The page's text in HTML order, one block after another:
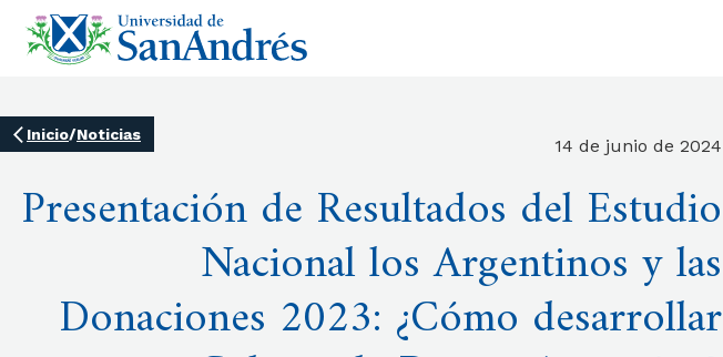
Inicio/Noticias
14 de junio de 2024
Presentación de Resultados del Estudio
Nacional los Argentinos y las
Donaciones 2023: ¿Cómo desarrollar